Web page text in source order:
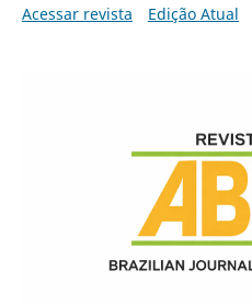
Acessar revista Edição Atual